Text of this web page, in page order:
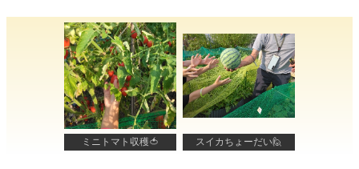
ミニトマト収穫🍅 スイカちょーだい🙋